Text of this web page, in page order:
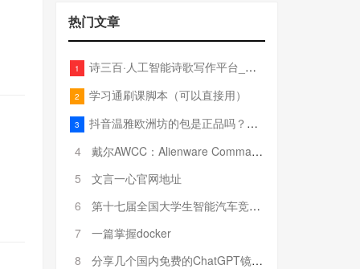
热门文章
1 诗三百·人工智能诗歌写作平台_在线作诗机_藏头诗生成器_电脑对联_姓名作诗
2 学习通刷课脚本（可以直接用）
3
抖音温雅欧洲坊的包是正品吗？温雅卖的包为啥那么便宜？
4
戴尔AWCC：Alienware Command Center 故障排除方法，里面附有超全详解呦，快来快来，欢迎观看~
5
文言一心官网地址
6
第十七届全国大学生智能汽车竞赛全国总决赛参赛队伍奖项公告
7
一篇掌握docker
8
分享几个国内免费的ChatGPT镜像网址(亲测有效-4月25日更新)